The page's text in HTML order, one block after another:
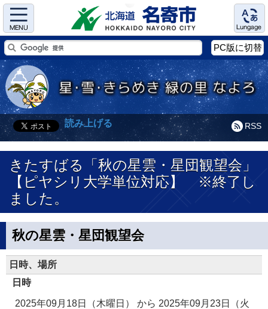
Menu Language
PC版に切替
RSS
読み上げる
きたすばる「秋の星雲・星団観望会」
【ピヤシリ大学単位対応】 ※終了し
ました。
秋の星雲・星団観望会
日時、場所
日時
2025年09月18日（木曜日） から 2025年09月23日（火